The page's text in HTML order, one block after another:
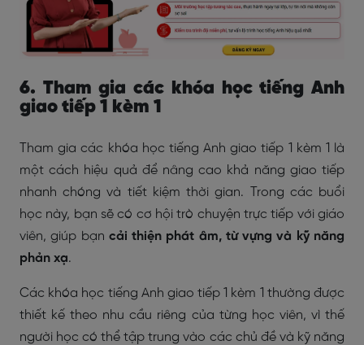
6. Tham gia các khóa học tiếng Anh
giao tiếp 1 kèm 1
Tham gia các khóa học tiếng Anh giao tiếp 1 kèm 1 là
một cách hiệu quả để nâng cao khả năng giao tiếp
nhanh chóng và tiết kiệm thời gian. Trong các buổi
học này, bạn sẽ có cơ hội trò chuyện trực tiếp với giáo
viên, giúp bạn cải thiện phát âm, từ vựng và kỹ năng
phản xạ.
Các khóa học tiếng Anh giao tiếp 1 kèm 1 thường được
thiết kế theo nhu cầu riêng của từng học viên, vì thế
người học có thể tập trung vào các chủ đề và kỹ năng